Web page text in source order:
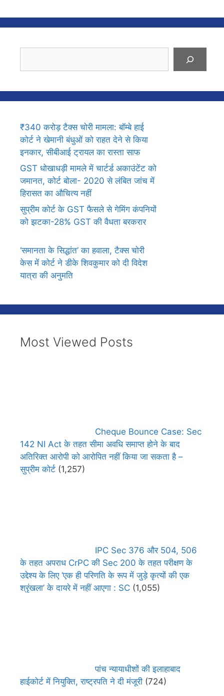
₹340 करोड़ टैक्स चोरी मामला: बॉम्बे हाई
कोर्ट ने खेमानी बंधुओं को राहत देने से किया
इनकार, सीबीआई ट्रायल का रास्ता साफ
GST धोखाधड़ी मामले में चार्टर्ड अकाउंटेंट को
जमानत, कोर्ट बोला- 2020 से लंबित जांच में
हिरासत का औचित्य नहीं
सुप्रीम कोर्ट के GST फैसले से गेमिंग कंपनियों
को झटका-28% GST की वैधता बरकरार
‘समानता के सिद्धांत’ का हवाला, टैक्स चोरी
केस में कोर्ट ने डीके शिवकुमार को दी विदेश
यात्रा की अनुमति
Most Viewed Posts
Cheque Bounce Case: Sec
142 NI Act के तहत सीमा अवधि समाप्त होने के बाद
अतिरिक्त आरोपी को आरोपित नहीं किया जा सकता है –
सुप्रीम कोर्ट (1,257)
IPC Sec 376 और 504, 506
के तहत अपराध CrPC की Sec 200 के तहत परीक्षण के
उद्देश्य के लिए ‘एक ही परिणति के रूप में जुड़े कृत्यों की एक
श्रृंखला’ के दायरे में नहीं आएगा : SC (1,055)
पांच न्यायाधीशों की इलाहाबाद
हाईकोर्ट में नियुक्ति, राष्ट्रपति ने दी मंजूरी (724)